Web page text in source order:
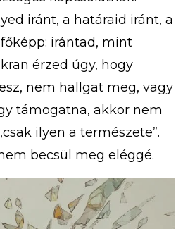
iránt, a határaid iránt, a
irántad, mint
érzed úgy, hogy
nem hallgat meg, vagy
támogatna, akkor nem
ilyen a természete”.
becsül meg eléggé.